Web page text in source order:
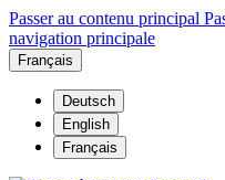
Passer au contenu principal
navigation principale
Français
Deutsch
English
Français